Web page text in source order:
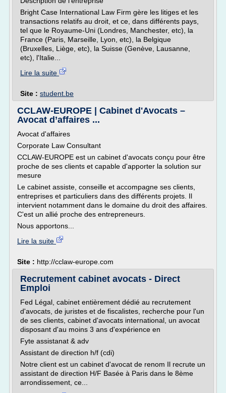
Bright Case International Law Firm gère les litiges et les
transactions relatifs au droit, et ce, dans différents pays,
tel que le Royaume-Uni (Londres, Manchester, etc), la
France (Paris, Marseille, Lyon, etc), la Belgique
(Bruxelles, Liège, etc), la Suisse (Genève, Lausanne,
etc), l'Italie...
Lire la suite
Site : student.be
CCLAW-EUROPE | Cabinet d'Avocats –
Avocat d’affaires ...
Avocat d'affaires
Corporate Law Consultant
CCLAW-EUROPE est un cabinet d'avocats conçu pour être
proche de ses clients et capable d'apporter la solution sur
mesure
Le cabinet assiste, conseille et accompagne ses clients,
entreprises et particuliers dans des différents projets. Il
intervient notamment dans le domaine du droit des affaires.
C'est un allié proche des entrepreneurs.
Nous apportons...
Lire la suite
Site : http://cclaw-europe.com
Recrutement cabinet avocats - Direct
Emploi
Fed Légal, cabinet entièrement dédié au recrutement
d'avocats, de juristes et de fiscalistes, recherche pour l'un
de ses clients, cabinet d'avocats international, un avocat
disposant d'au moins 3 ans d'expérience en
Fyte assistanat & adv
Assistant de direction h/f (cdi)
Notre client est un cabinet d'avocat de renom Il recrute un
assistant de direction H/F Basée à Paris dans le 8ème
arrondissement, ce...